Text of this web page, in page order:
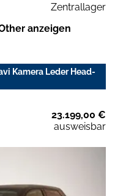
Zentrallager
anzeigen
Kamera Leder Head-
23.199,00 €
ausweisbar